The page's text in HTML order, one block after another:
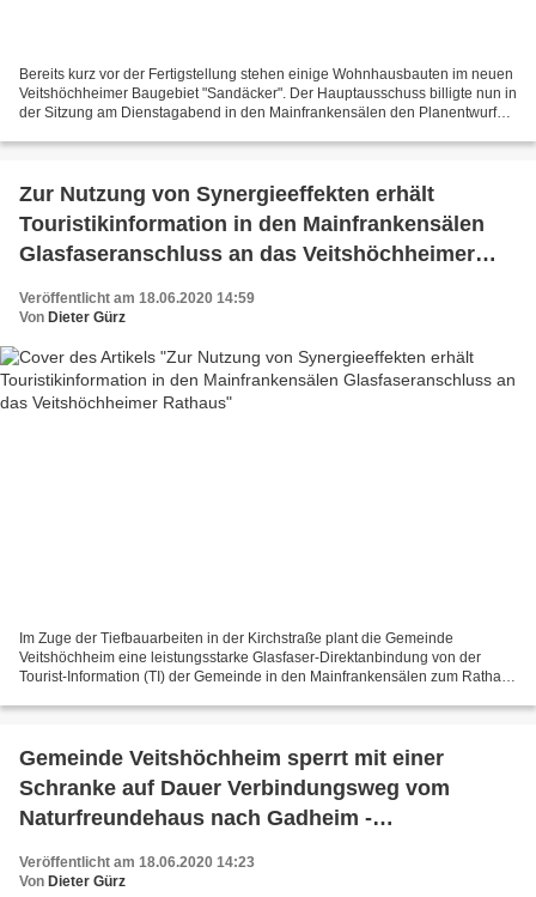
Bereits kurz vor der Fertigstellung stehen einige Wohnhausbauten im neuen
Veitshöchheimer Baugebiet "Sandäcker". Der Hauptausschuss billigte nun in
der Sitzung am Dienstagabend in den Mainfrankensälen den Planentwurf
Zur Nutzung von Synergieeffekten erhält
Touristikinformation in den Mainfrankensälen
Glasfaseranschluss an das Veitshöchheimer
Veröffentlicht am 18.06.2020 14:59
Von Dieter Gürz
Im Zuge der Tiefbauarbeiten in der Kirchstraße plant die Gemeinde
Veitshöchheim eine leistungsstarke Glasfaser-Direktanbindung von der
Tourist-Information (TI) der Gemeinde in den Mainfrankensälen zum Rathaus
Gemeinde Veitshöchheim sperrt mit einer
Schranke auf Dauer Verbindungsweg vom
Naturfreundehaus nach Gadheim -
Ausbau der WÜ 3 von Veitshöchheim nach
Veröffentlicht am 18.06.2020 14:23
Von Dieter Gürz